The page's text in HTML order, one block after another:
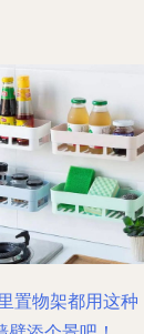
置物架都用这